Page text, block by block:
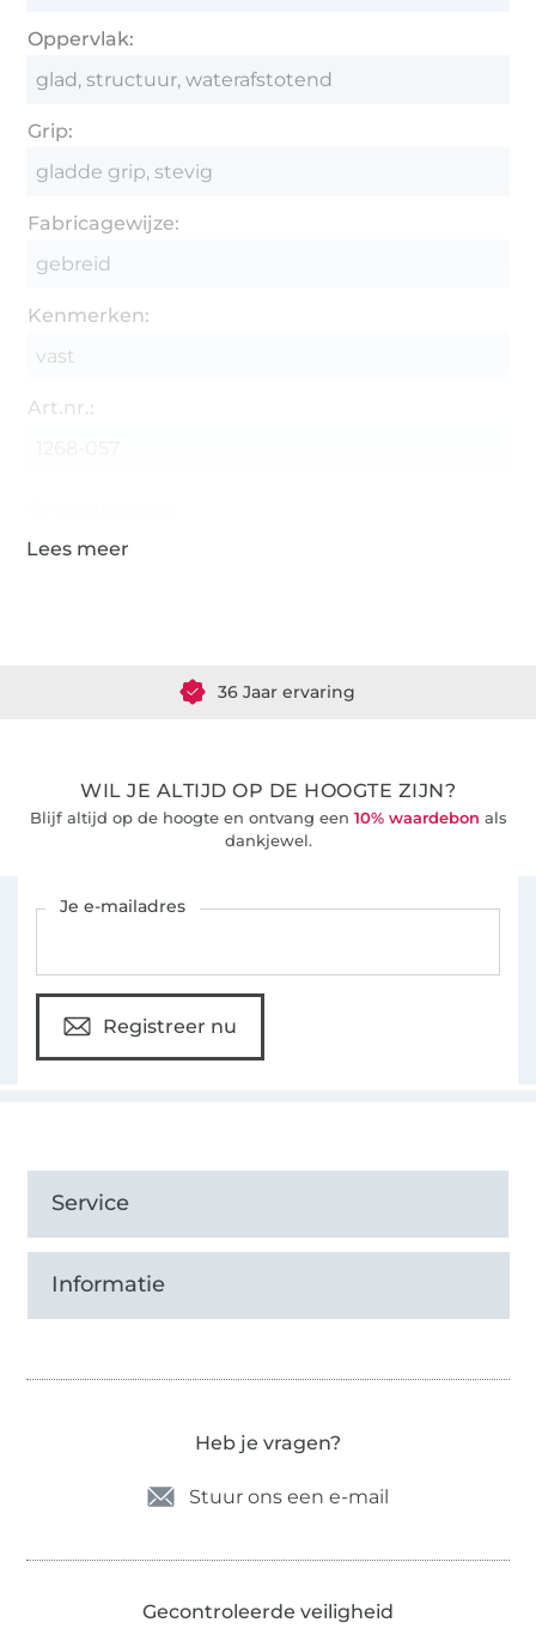
Oppervlak:
glad, structuur, waterafstotend
Grip:
gladde grip, stevig
Fabricagewijze:
gebreid
Kenmerken:
vast
Art.nr.:
36 Jaar ervaring
WIL JE ALTIJD OP DE HOOGTE ZIJN?
Blijf altijd op de hoogte en ontvang een 10% waardebon als
dankjewel.
Je e-mailadres
Registreer nu
Service
Informatie
Heb je vragen?
Stuur ons een e-mail
Gecontroleerde veiligheid